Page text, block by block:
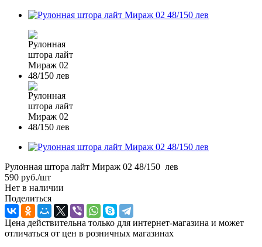
Рулонная штора лайт Мираж 02 48/150 лев
590 руб./шт
Нет в наличии
Поделиться
Цена действительна только для интернет-магазина и может
отличаться от цен в розничных магазинах